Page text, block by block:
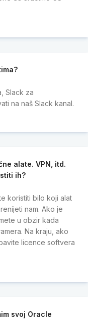
Slack za
na naš Slack kanal.
alate. VPN, itd.
ih?
koristiti bilo koji alat
nam. Ako je
u obzir kada
Na kraju, ako
licence softvera
svoj Oracle